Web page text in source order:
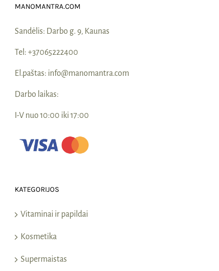
MANOMANTRA.COM
Sandėlis: Darbo g. 9, Kaunas
Tel: +37065222400
El.paštas: info@manomantra.com
Darbo laikas:
I-V nuo 10:00 iki 17:00
KATEGORIJOS
Vitaminai ir papildai
Kosmetika
Supermaistas